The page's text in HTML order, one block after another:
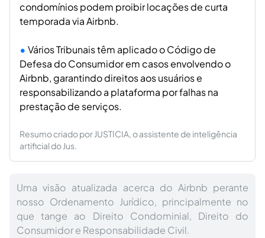
condomínios podem proibir locações de curta
temporada via Airbnb.
Vários Tribunais têm aplicado o Código de
Defesa do Consumidor em casos envolvendo o
Airbnb, garantindo direitos aos usuários e
responsabilizando a plataforma por falhas na
prestação de serviços.
Resumo criado por JUSTICIA, o assistente de inteligência
artificial do Jus.
Uma visão atualizada acerca do Airbnb perante
nosso Ordenamento Jurídico, principalmente no
que tange ao Direito Condominial, Direito do
Consumidor e Responsabilidade Civil.